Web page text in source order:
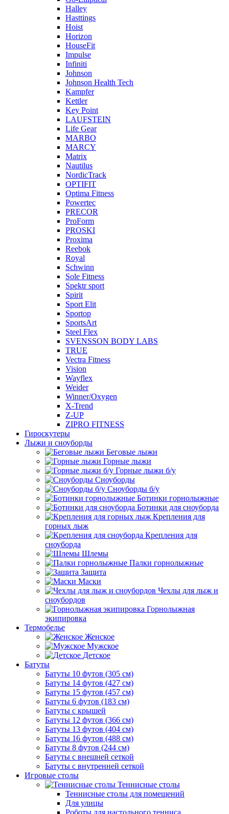
Halley
Hasttings
Hoist
Horizon
HouseFit
Impulse
Infiniti
Johnson
Johnson Health Tech
Kampfer
Kettler
Key Point
LAUFSTEIN
Life Gear
MARBO
MARCY
Matrix
Nautilus
NordicTrack
OPTIFIT
Optima Fitness
Powertec
PRECOR
ProForm
PROSKI
Proxima
Reebok
Royal
Schwinn
Sole Fitness
Spektr sport
Spirit
Sport Elit
Sportop
SportsArt
Steel Flex
SVENSSON BODY LABS
TRUE
Vectra Fitness
Vision
Wayflex
Weider
Winner/Oxygen
X-Trend
Z-UP
ZIPRO FITNESS
Гироскутеры
Лыжи и сноуборды
Беговые лыжи
Горные лыжи
Горные лыжи б/у
Сноуборды
Сноуборды б/у
Ботинки горнолыжные
Ботинки для сноуборда
Крепления для
горных лыж
Крепления для
сноуборда
Шлемы
Палки горнолыжные
Защита
Маски
Чехлы для лыж и
сноубордов
Горнолыжная
экипировка
Термобелье
Женское
Мужское
Детское
Батуты
Батуты 10 футов (305 см)
Батуты 14 футов (427 см)
Батуты 15 футов (457 см)
Батуты 6 футов (183 см)
Батуты с крышей
Батуты 12 футов (366 см)
Батуты 13 футов (404 см)
Батуты 16 футов (488 см)
Батуты 8 футов (244 см)
Батуты с внешней сеткой
Батуты с внутренней сеткой
Игровые столы
Теннисные столы
Теннисные столы для помещений
Для улицы
Роботы для настольного тенниса